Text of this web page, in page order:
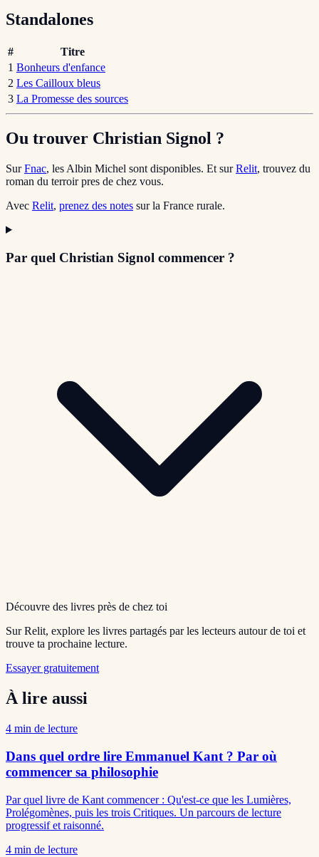
Standalones
#
Titre
1 Bonheurs d'enfance
2 Les Cailloux bleus
3 La Promesse des sources
Ou trouver Christian Signol ?
SurFnac, les Albin Michel sont disponibles. Et surRelit, trouvez du
roman du terroir pres de chez vous.
Avec Relit, prenez des notes sur la France rurale.
Par quel Christian Signol commencer ?
Découvre des livres près de chez toi
Sur Relit, explore les livres partagés par les lecteurs autour de toi et
trouve ta prochaine lecture.
Essayer gratuitement
À lire aussi
4 min de lecture
Dans quel ordre lire Emmanuel Kant ? Par où
commencer sa philosophie
Par quel livre de Kant commencer : Qu'est-ce que les Lumières,
Prolégomènes, puis les trois Critiques. Un parcours de lecture
progressif et raisonné.
4 min de lecture